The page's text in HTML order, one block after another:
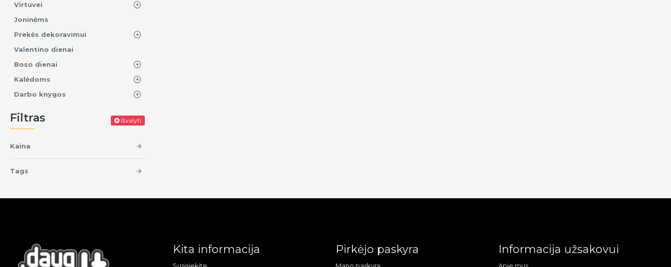
Virtuvei
Joninėms
Prekės dekoravimui
Valentino dienai
Boso dienai
Kalėdoms
Darbo knygos
Filtras Išvalyti
Kaina
Tags
Kita informacija Pirkėjo paskyra Informacija užsakovui